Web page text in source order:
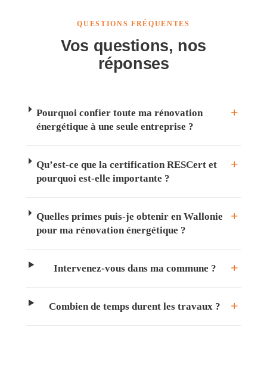
QUESTIONS FRÉQUENTES
Vos questions, nos
réponses
Pourquoi confier toute ma rénovation
énergétique à une seule entreprise ?
Qu’est-ce que la certification RESCert et
pourquoi est-elle importante ?
Quelles primes puis-je obtenir en Wallonie
pour ma rénovation énergétique ?
Intervenez-vous dans ma commune ?
Combien de temps durent les travaux ?